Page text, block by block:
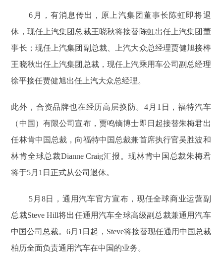
6月，有消息传出，原上汽集团董事长陈虹即将退
休，现任上汽集团总裁王晓秋将接替陈虹出任上汽集团董
事长；现任上汽集团副总裁、上汽大众总经理贾健旭接棒
王晓秋出任上汽集团总裁，现任上汽乘用车公司副总经理
徐平接任贾健旭出任上汽大众总经理。
此外，合资品牌也在经历高层换防。4月1日，福特汽车
（中国）有限公司宣布，贾鸣镝博士即日起接替朱梅君出
任林肯中国总裁，向福特中国总裁兼首席执行官吴胜波和
林肯全球总裁Dianne Craig汇报。现林肯中国总裁朱梅君
将于5月1日正式从公司退休。
5月8日，通用汽车官方宣布，现任全球商业运营副
总裁Steve Hill将出任通用汽车全球高级副总裁兼通用汽车
中国公司总裁。6月1日起，Steve将接替现任通用中国总裁
柏历全面负责通用汽车在中国的业务。